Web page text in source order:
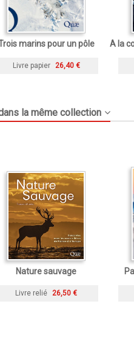
marins pour un pôle
Livre papier 26,40 €
A la
la même collection
Nature sauvage
Livre relié 26,50 €